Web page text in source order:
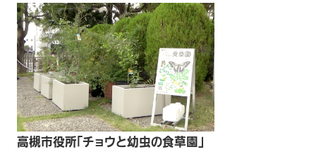
高槻市役所「チョウと幼虫の食草園」